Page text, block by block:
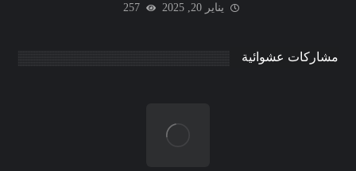
يناير 20, 2025 257
مشاركات عشوائية